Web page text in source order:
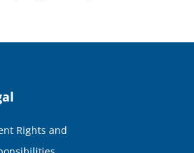
Rights and